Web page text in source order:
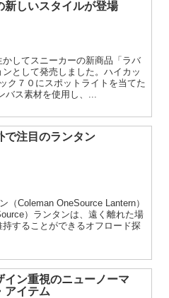
新しいスタイルが登場
してスニーカーの新商品「ラバ
として発売しました。ハイカッ
ク７０にスポットライトを当てた
ス素材を使用し、...
で注目のランタン
（Coleman OneSource Lantern）
）ランタンは、遠く離れた場
することができるオフロード探
イン重視のニューノーマ
アイテム